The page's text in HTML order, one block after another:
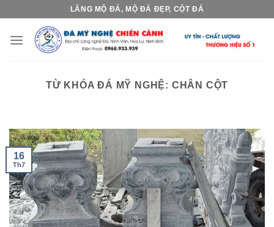
content
LĂNG MỘ ĐÁ, MỘ ĐÁ ĐẸP, CỘT ĐÁ
TỪ KHÓA ĐÁ MỸ NGHỆ: CHÂN CỘT
16
Th7